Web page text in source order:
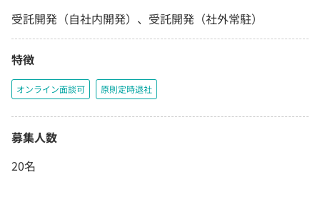
受託開発（自社内開発）、受託開発（社外常駐）
特徴
オンライン面談可 原則定時退社
募集人数
20名